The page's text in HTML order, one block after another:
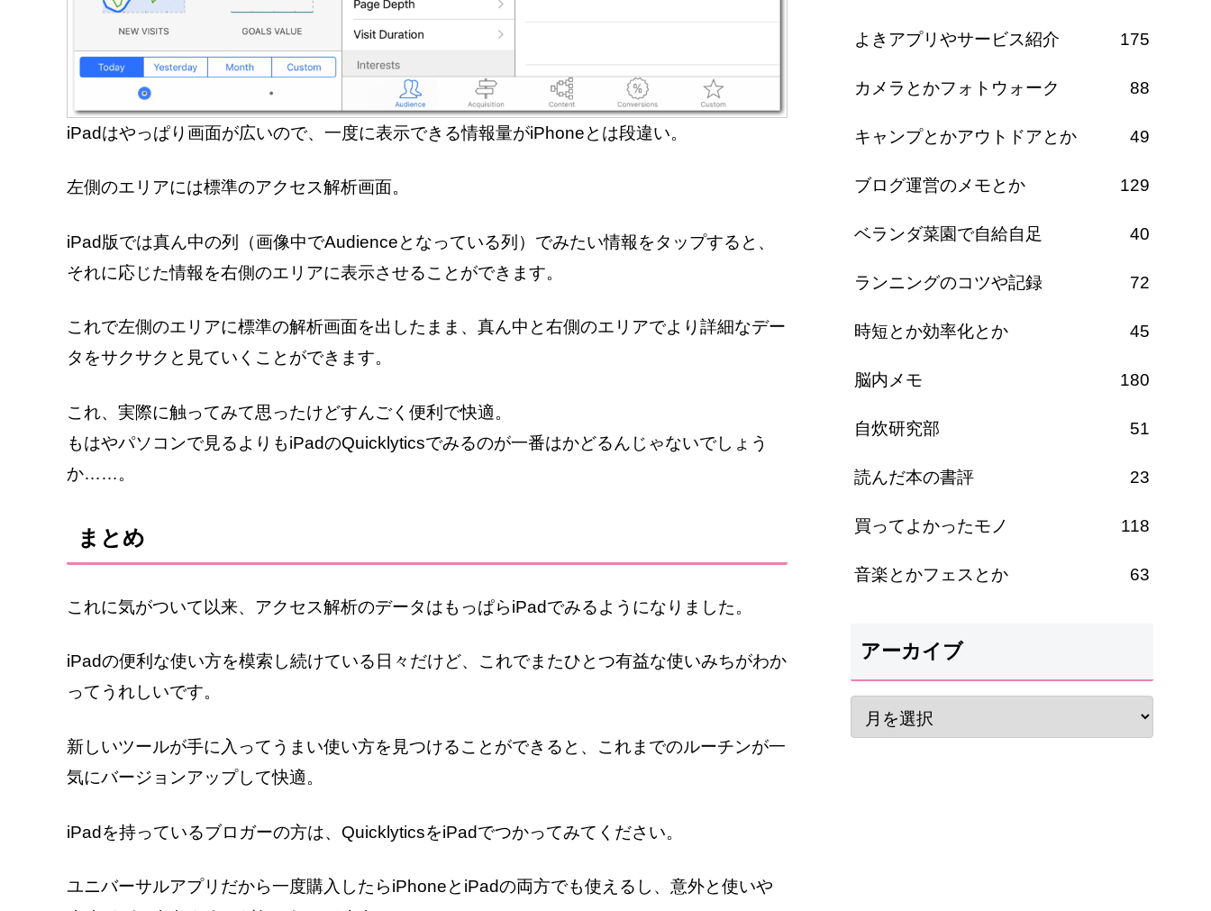
iPadはやっぱり画面が広いので、一度に表示できる情報量がiPhoneとは段違い。
左側のエリアには標準のアクセス解析画面。
iPad版では真ん中の列（画像中でAudienceとなっている列）でみたい情報をタップすると、
それに応じた情報を右側のエリアに表示させることができます。
これで左側のエリアに標準の解析画面を出したまま、真ん中と右側のエリアでより詳細なデー
タをサクサクと見ていくことができます。
これ、実際に触ってみて思ったけどすんごく便利で快適。
もはやパソコンで見るよりもiPadのQuicklyticsでみるのが一番はかどるんじゃないでしょう
か……。
まとめ
これに気がついて以来、アクセス解析のデータはもっぱらiPadでみるようになりました。
iPadの便利な使い方を模索し続けている日々だけど、これでまたひとつ有益な使いみちがわか
ってうれしいです。
新しいツールが手に入ってうまい使い方を見つけることができると、これまでのルーチンが一
気にバージョンアップして快適。
iPadを持っているブロガーの方は、QuicklyticsをiPadでつかってみてください。
ユニバーサルアプリだから一度購入したらiPhoneとiPadの両方でも使えるし、意外と使いや
よきアプリやサービス紹介 175
カメラとかフォトウォーク 88
キャンプとかアウトドアとか 49
ブログ運営のメモとか 129
ベランダ菜園で自給自足 40
ランニングのコツや記録 72
時短とか効率化とか 45
脳内メモ 180
自炊研究部 51
読んだ本の書評 23
買ってよかったモノ 118
音楽とかフェスとか 63
アーカイブ